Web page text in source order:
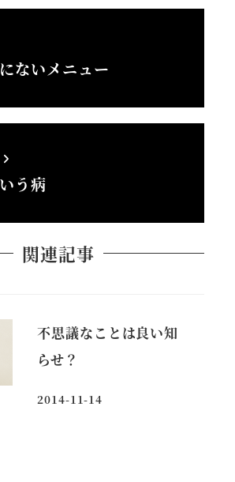
ないメニュー
う病
関連記事
不思議なことは良い知
らせ？
投稿日
2014-11-14